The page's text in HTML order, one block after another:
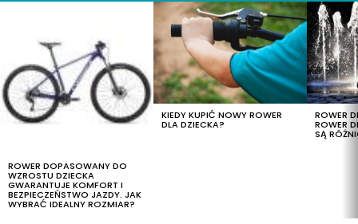
ROWER DOPASOWANY DO
WZROSTU DZIECKA
GWARANTUJE KOMFORT I
BEZPIECZEŃSTWO JAZDY. JAK
WYBRAĆ IDEALNY ROZMIAR?
KIEDY KUPIĆ NOWY ROWER
DLA DZIECKA?
ROWER
ROWER
SĄ